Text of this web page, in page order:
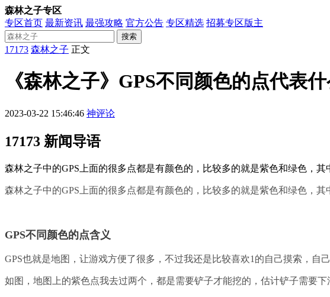
森林之子专区
专区首页 最新资讯 最强攻略 官方公告 专区精选 招募专区版主
搜索
17173 森林之子 正文
《森林之子》GPS不同颜色的点代表
2023-03-22 15:46:46 神评论
17173 新闻导语
森林之子中的GPS上面的很多点都是有颜色的，比较多的就是紫色和绿色，
森林之子中的GPS上面的很多点都是有颜色的，比较多的就是紫色和绿色，
GPS不同颜色的点含义
GPS也就是地图，让游戏方便了很多，不过我还是比较喜欢1的自己摸索，自
如图，地图上的紫色点我去过两个，都是需要铲子才能挖的，估计铲子需要下